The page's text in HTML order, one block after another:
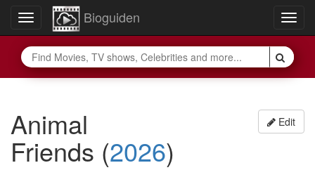
Toggle
navigation
Bioguiden
Edit
Animal
Friends (2026)